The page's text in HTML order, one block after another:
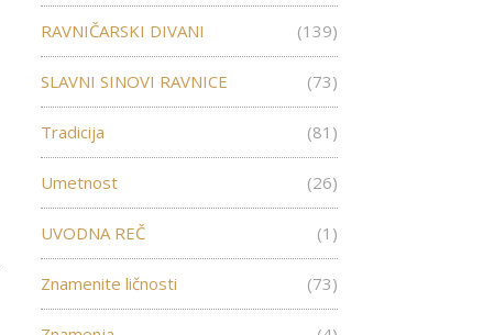
RAVNIČARSKI DIVANI (139)
SLAVNI SINOVI RAVNICE (73)
Tradicija (81)
Umetnost (26)
UVODNA REČ (1)
Znamenite ličnosti (73)